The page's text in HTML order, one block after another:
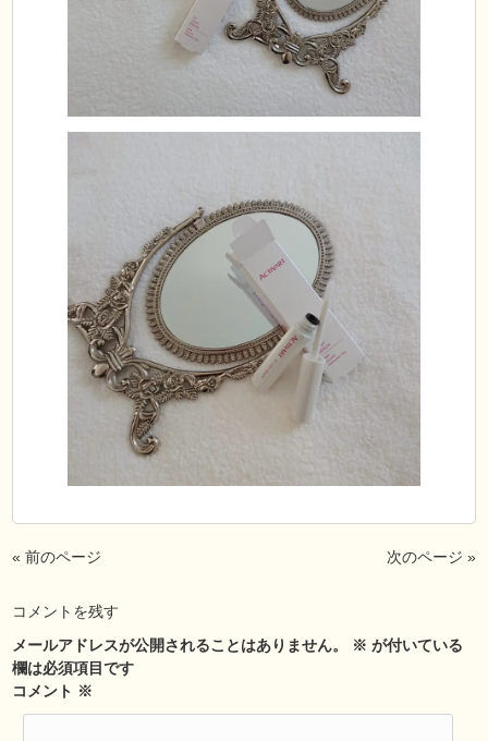
« 前のページ 次のページ »
コメントを残す
メールアドレスが公開されることはありません。
※ が付いている
欄は必須項目です
コメント ※